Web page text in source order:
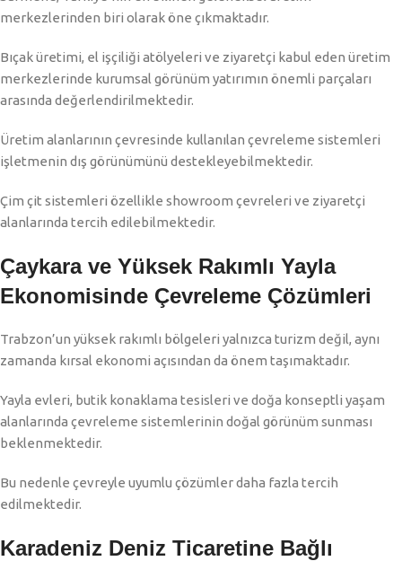
merkezlerinden biri olarak öne çıkmaktadır.
Bıçak üretimi, el işçiliği atölyeleri ve ziyaretçi kabul eden üretim
merkezlerinde kurumsal görünüm yatırımın önemli parçaları
arasında değerlendirilmektedir.
Üretim alanlarının çevresinde kullanılan çevreleme sistemleri
işletmenin dış görünümünü destekleyebilmektedir.
Çim çit sistemleri özellikle showroom çevreleri ve ziyaretçi
alanlarında tercih edilebilmektedir.
Çaykara ve Yüksek Rakımlı Yayla
Ekonomisinde Çevreleme Çözümleri
Trabzon’un yüksek rakımlı bölgeleri yalnızca turizm değil, aynı
zamanda kırsal ekonomi açısından da önem taşımaktadır.
Yayla evleri, butik konaklama tesisleri ve doğa konseptli yaşam
alanlarında çevreleme sistemlerinin doğal görünüm sunması
beklenmektedir.
Bu nedenle çevreyle uyumlu çözümler daha fazla tercih
edilmektedir.
Karadeniz Deniz Ticaretine Bağlı